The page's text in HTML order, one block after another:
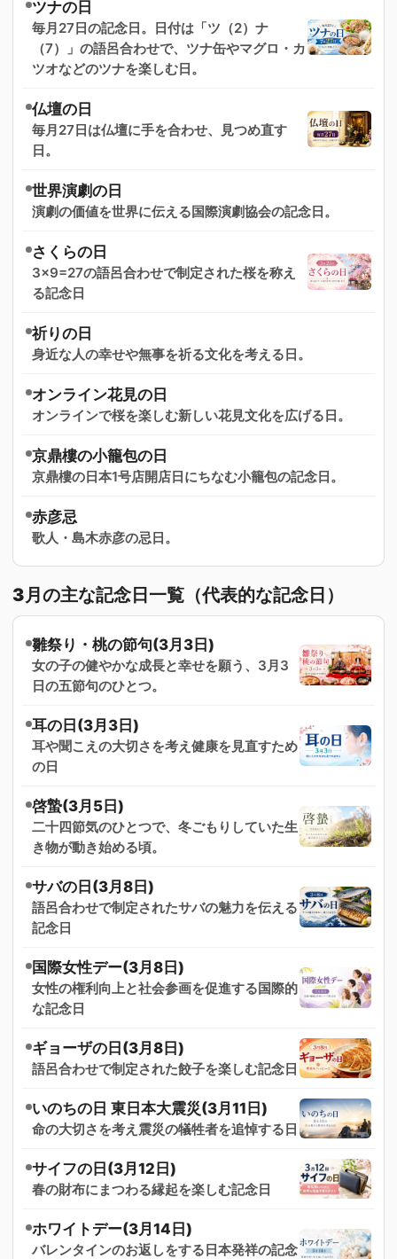
ツナの日
毎月27日の記念日。日付は「ツ（2）ナ
（7）」の語呂合わせで、ツナ缶やマグロ・カ
ツオなどのツナを楽しむ日。
仏壇の日
毎月27日は仏壇に手を合わせ、見つめ直す
日。
世界演劇の日
演劇の価値を世界に伝える国際演劇協会の記念日。
さくらの日
3×9=27の語呂合わせで制定された桜を称え
る記念日
祈りの日
身近な人の幸せや無事を祈る文化を考える日。
オンライン花見の日
オンラインで桜を楽しむ新しい花見文化を広げる日。
京鼎樓の小籠包の日
京鼎樓の日本1号店開店日にちなむ小籠包の記念日。
赤彦忌
歌人・島木赤彦の忌日。
3月の主な記念日一覧（代表的な記念日）
雛祭り・桃の節句(3月3日)
女の子の健やかな成長と幸せを願う、3月3
日の五節句のひとつ。
耳の日(3月3日)
耳や聞こえの大切さを考え健康を見直すため
の日
啓蟄(3月5日)
二十四節気のひとつで、冬ごもりしていた生
き物が動き始める頃。
サバの日(3月8日)
語呂合わせで制定されたサバの魅力を伝える
記念日
国際女性デー(3月8日)
女性の権利向上と社会参画を促進する国際的
な記念日
ギョーザの日(3月8日)
語呂合わせで制定された餃子を楽しむ記念日
いのちの日 東日本大震災(3月11日)
命の大切さを考え震災の犠牲者を追悼する日
サイフの日(3月12日)
春の財布にまつわる縁起を楽しむ記念日
ホワイトデー(3月14日)
バレンタインのお返しをする日本発祥の記念